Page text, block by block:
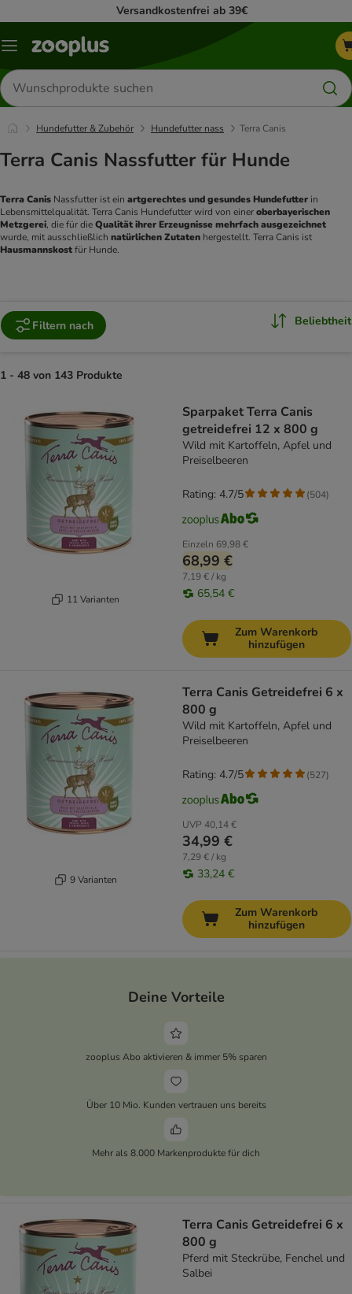
Versandkostenfrei ab 39€
Menü
Produkte
suchen
Hundefutter & Zubehör Hundefutter nass Terra Canis
Terra Canis Nassfutter für Hunde
Terra Canis Nassfutter ist ein artgerechtes und gesundes Hundefutter in
Lebensmittelqualität. Terra Canis Hundefutter wird von einer oberbayerischen
Metzgerei, die für die
wurde, mit ausschließlich natürlichen Zutaten
Hausmannskost für Hunde.
Filtern nach Beliebtheit
1 - 48 von 143 Produkte
11 Varianten
Sparpaket Terra Canis
getreidefrei 12 x 800 g
Wild mit Kartoffeln, Apfel und
Preiselbeeren
Einzeln 69,98 €
68,99 €
7,19 € / kg
65,54 €
Rating: 4.7/5 (504)
Zum Warenkorb
hinzufügen
9 Varianten
Terra Canis Getreidefrei 6 x
800 g
Wild mit Kartoffeln, Apfel und
Preiselbeeren
UVP 40,14 €
34,99 €
7,29 € / kg
33,24 €
Rating: 4.7/5 (527)
Zum Warenkorb
hinzufügen
Deine Vorteile
zooplus Abo aktivieren & immer 5% sparen
Über 10 Mio. Kunden vertrauen uns bereits
Mehr als 8.000 Markenprodukte für dich
Terra Canis Getreidefrei 6 x
800 g
Pferd mit Steckrübe, Fenchel und
Salbei